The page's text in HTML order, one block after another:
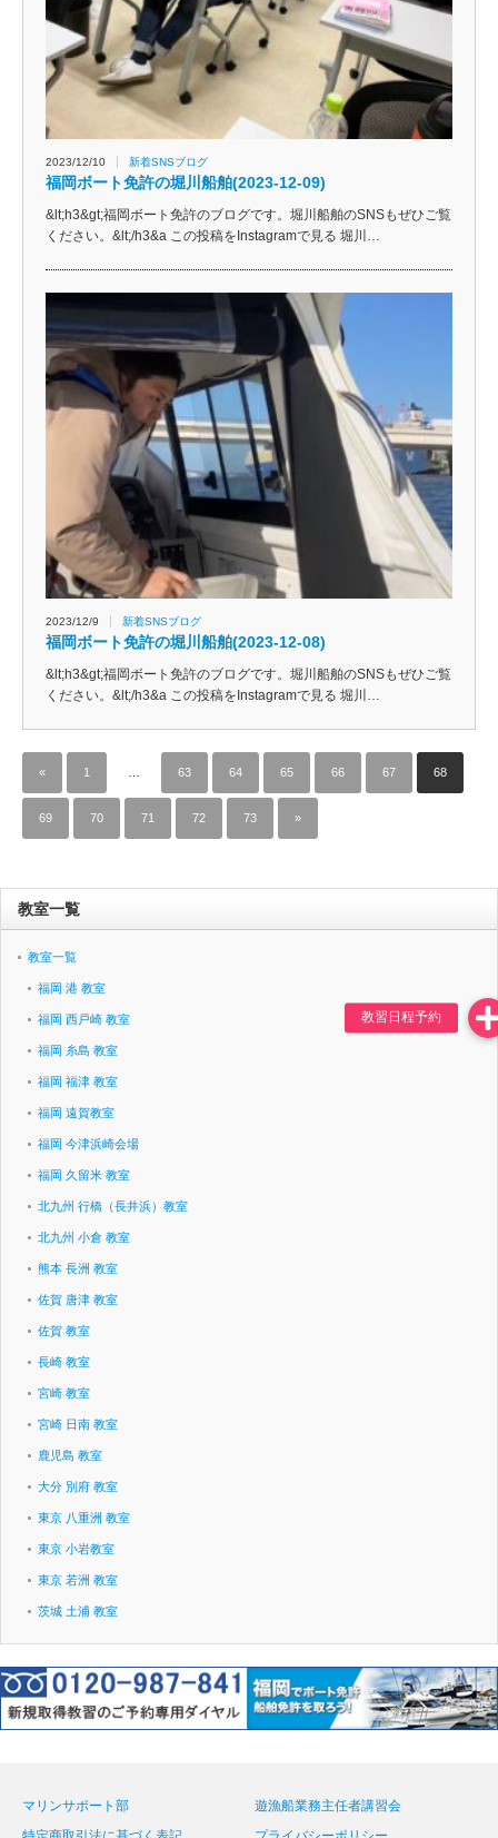
2023/12/10 新着SNSブログ
福岡ボート免許の堀川船舶(2023-12-09)
&lt;h3&gt;福岡ボート免許のブログです。堀川船舶のSNSもぜひご覧
ください。&lt;/h3&a この投稿をInstagramで見る 堀川…
2023/12/9 新着SNSブログ
福岡ボート免許の堀川船舶(2023-12-08)
&lt;h3&gt;福岡ボート免許のブログです。堀川船舶のSNSもぜひご覧
ください。&lt;/h3&a この投稿をInstagramで見る 堀川…
« 1 63 64 65 66 67 68
69 70 71 72 73 »
教室一覧
教室一覧
福岡 港 教室
福岡 西戸崎 教室
福岡 糸島 教室
福岡 福津 教室
福岡 遠賀教室
福岡 今津浜崎会場
福岡 久留米 教室
北九州 行橋（長井浜）教室
北九州 小倉 教室
熊本 長洲 教室
佐賀 唐津 教室
佐賀 教室
長崎 教室
宮崎 教室
宮崎 日南 教室
鹿児島 教室
大分 別府 教室
東京 八重洲 教室
東京 小岩教室
東京 若洲 教室
茨城 土浦 教室
マリンサポート部
遊漁船業務主任者講習会